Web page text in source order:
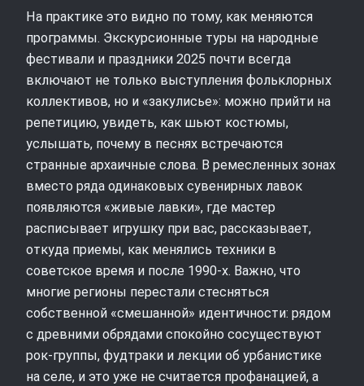
На практике это видно по тому, как меняются
программы. Экскурсионные туры на народные
фестивали и праздники 2025 почти всегда
включают не только выступления фольклорных
коллективов, но и «закулисье»: можно прийти на
репетицию, увидеть, как шьют костюмы,
услышать, почему в песнях встречаются
странные архаичные слова. В ремесленных зонах
вместо ряда одинаковых сувенирных лавок
появляются «живые лавки», где мастер
расписывает игрушку при вас, рассказывает,
откуда приемы, как менялись техники в
советское время и после 1990‑х. Важно, что
многие регионы перестали стесняться
собственной «смешанной» идентичности: рядом
с древними обрядами спокойно сосуществуют
рок-группы, фудтраки и лекции об урбанистике
на селе, и это уже не считается профанацией, а